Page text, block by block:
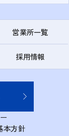
営業所一覧
採用情報
本方針